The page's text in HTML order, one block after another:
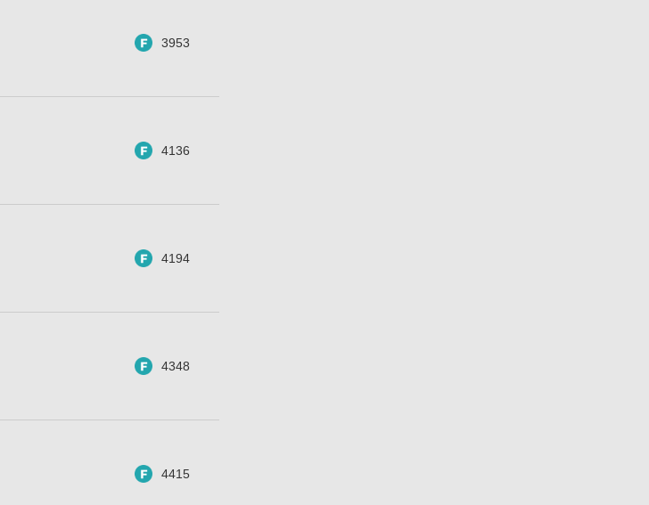
3953
4136
4194
4348
4415